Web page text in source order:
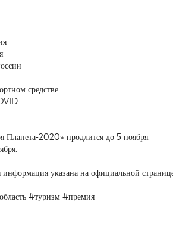
средстве
2020» продлится до 5 ноября.
информация указана на официальной
#туризм #премия